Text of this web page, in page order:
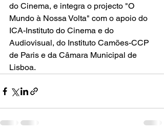
do Cinema, e integra o projecto "O
Mundo à Nossa Volta" com o apoio do
ICA-Instituto do Cinema e do
Audiovisual, do Instituto Camões-CCP
de Paris e da Câmara Municipal de
Lisboa.